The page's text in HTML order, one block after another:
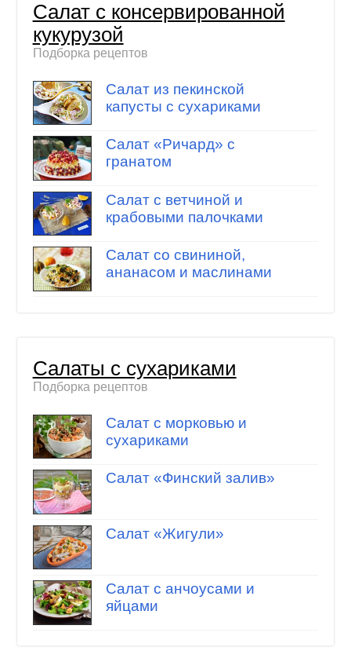
Салат с консервированной
кукурузой
Подборка рецептов
Салат из пекинской
капусты с сухариками
Салат «Ричард» с
гранатом
Салат с ветчиной и
крабовыми палочками
Салат со свининой,
ананасом и маслинами
Салаты с сухариками
Подборка рецептов
Салат с морковью и
сухариками
Салат «Финский залив»
Салат «Жигули»
Салат с анчоусами и
яйцами